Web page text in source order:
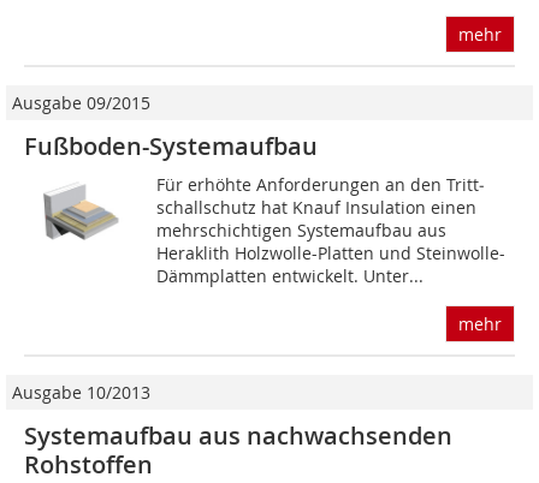
mehr
Ausgabe 09/2015
Fußboden-Systemaufbau
Für erhöhte Anforderungen an den Tritt­
schallschutz hat Knauf Insulation einen
mehrschich­tigen Systemaufbau aus
Heraklith Holzwolle-Platten und Steinwolle-
Dämmplatten entwickelt. Unter...
mehr
Ausgabe 10/2013
Systemaufbau aus nachwachsenden
Rohstoffen